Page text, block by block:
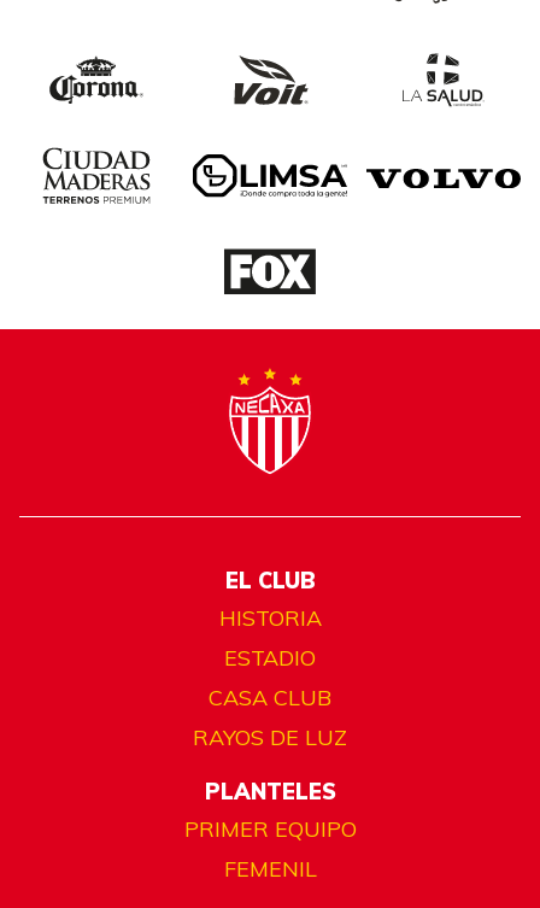
EL CLUB
HISTORIA
ESTADIO
CASA CLUB
RAYOS DE LUZ
PLANTELES
PRIMER EQUIPO
FEMENIL